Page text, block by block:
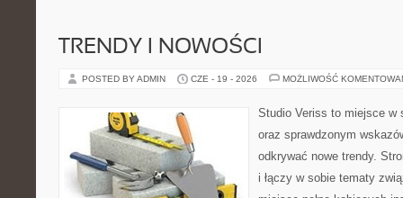
TRENDY I NOWOŚCI
POSTED BY ADMIN CZE - 19 - 2026 MOŻLIWOŚĆ
Studio Veriss to miejsce w
oraz sprawdzonym
odkrywać nowe trendy.
i łączy w sobie tematy